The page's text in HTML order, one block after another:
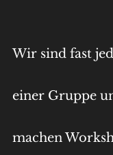
Wir sind fast
einer Gruppe
machen